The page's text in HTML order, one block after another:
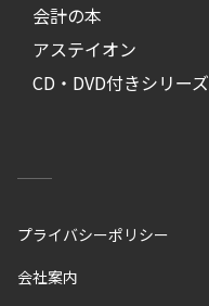
会計の本
アステイオン
CD・DVD付きシリーズ
プライバシーポリシー
会社案内